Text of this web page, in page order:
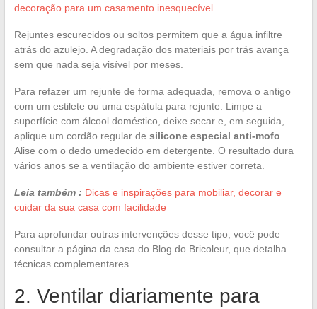
decoração para um casamento inesquecível
Rejuntes escurecidos ou soltos permitem que a água infiltre
atrás do azulejo. A degradação dos materiais por trás avança
sem que nada seja visível por meses.
Para refazer um rejunte de forma adequada, remova o antigo
com um estilete ou uma espátula para rejunte. Limpe a
superfície com álcool doméstico, deixe secar e, em seguida,
aplique um cordão regular de silicone especial anti-mofo.
Alise com o dedo umedecido em detergente. O resultado dura
vários anos se a ventilação do ambiente estiver correta.
Leia também : Dicas e inspirações para mobiliar, decorar e
cuidar da sua casa com facilidade
Para aprofundar outras intervenções desse tipo, você pode
consultar a página da casa do Blog do Bricoleur, que detalha
técnicas complementares.
2. Ventilar diariamente para